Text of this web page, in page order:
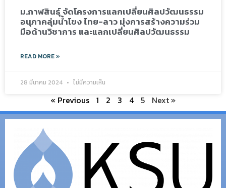
ม.กาฬสินธุ์ จัดโครงการแลกเปลี่ยนศิลปวัฒนธรรม
อนุภาคลุ่มน้ำโขง ไทย-ลาว มุ่งการสร้างความร่วม
มือด้านวิชาการ และแลกเปลี่ยนศิลปวัฒนธรรม
READ MORE »
28 มีนาคม 2024 ไม่มีความเห็น
« Previous 1 2 3 4 5 Next »